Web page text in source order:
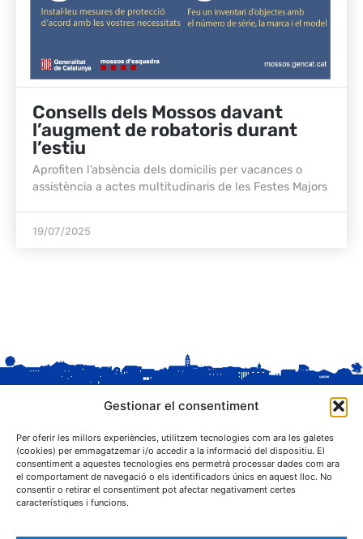
Gestionar el consentiment
Per oferir les millors experiències, utilitzem tecnologies com ara les galetes
(cookies) per emmagatzemar i/o accedir a la informació del dispositiu. El
consentiment a aquestes tecnologies ens permetrà processar dades com ara
el comportament de navegació o els identificadors únics en aquest lloc. No
consentir o retirar el consentiment pot afectar negativament certes
característiques i funcions.
Consells dels Mossos davant
l’augment de robatoris durant
l’estiu
Aprofiten l’absència dels domicilis per vacances o
assistència a actes multitudinaris de les Festes Majors
19/07/2025
C. Sant Josep, 1
25243 El Palau d'Anglesola (Pla d'Urgell)